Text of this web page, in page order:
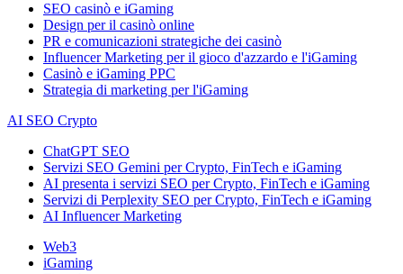
SEO casinò e iGaming
Design per il casinò online
PR e comunicazioni strategiche dei casinò
Influencer Marketing per il gioco d'azzardo e l'iGaming
Casinò e iGaming PPC
Strategia di marketing per l'iGaming
AI SEO Crypto
ChatGPT SEO
Servizi SEO Gemini per Crypto, FinTech e iGaming
AI presenta i servizi SEO per Crypto, FinTech e iGaming
Servizi di Perplexity SEO per Crypto, FinTech e iGaming
AI Influencer Marketing
Web3
iGaming